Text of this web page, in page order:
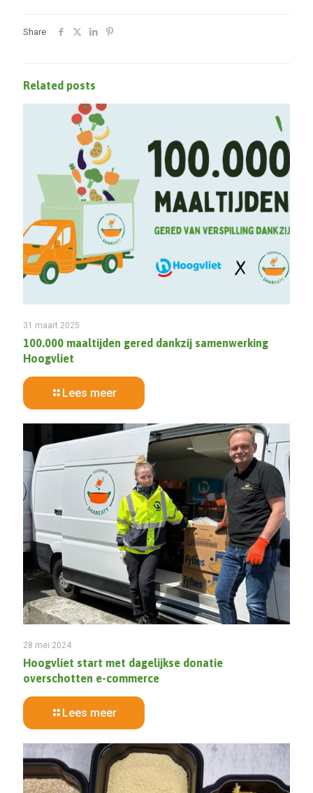
Share
Related posts
31 maart 2025
100.000 maaltijden gered dankzij samenwerking
Hoogvliet
Lees meer
28 mei 2024
Hoogvliet start met dagelijkse donatie
overschotten e-commerce
Lees meer